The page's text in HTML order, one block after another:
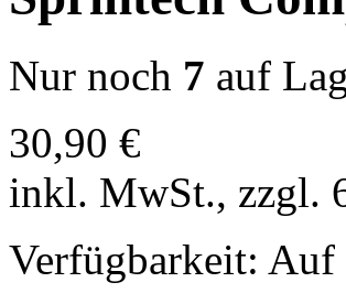
Nur noch 7 auf
30,90 €
inkl. MwSt., zzgl.
Verfügbarkeit: Auf